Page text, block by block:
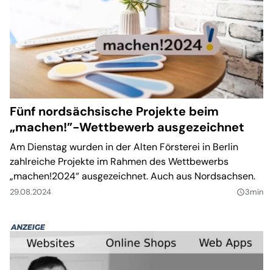
Fünf nordsächsische Projekte beim
„machen!”-Wettbewerb ausgezeichnet
Am Dienstag wurden in der Alten Försterei in Berlin
zahlreiche Projekte im Rahmen des Wettbewerbs
„machen!2024“ ausgezeichnet. Auch aus Nordsachsen.
29.08.2024 query_builder3min